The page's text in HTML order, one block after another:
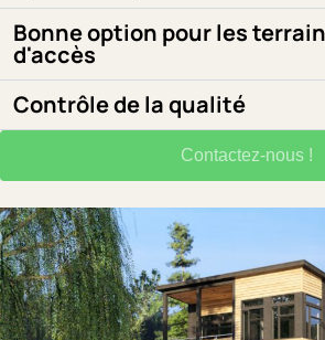
Bonne option pour les
d'accès
Contrôle de la qualité
Contactez-nous !